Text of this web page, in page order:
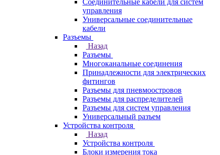
Соединительные кабели для систем
управления
Универсальные соединительные
кабели
Разъемы
Назад
Разъемы
Многоканальные соединения
Принадлежности для электрических
фитингов
Разъемы для пневмоостровов
Разъемы для распределителей
Разъемы для систем управления
Универсальный разъем
Устройства контроля
Назад
Устройства контроля
Блоки измерения тока